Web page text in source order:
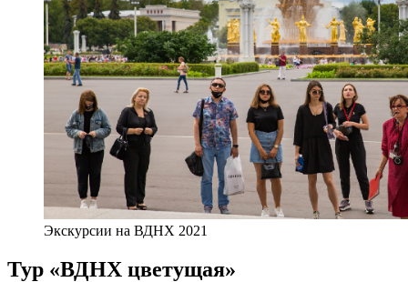
Экскурсии на ВДНХ 2021
Тур «ВДНХ цветущая»